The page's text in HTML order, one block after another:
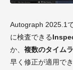
Autograph 2025.1
に検査できる
か、 複数のタイム
早く修正が適用で